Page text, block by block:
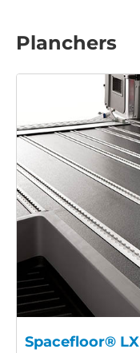
Planchers
Spacefloor® LX